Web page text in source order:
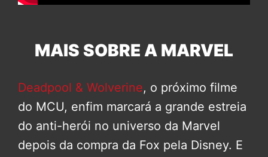
MAIS SOBRE A MARVEL
Deadpool & Wolverine, o próximo filme
do MCU, enfim marcará a grande estreia
do anti-herói no universo da Marvel
depois da compra da Fox pela Disney. E